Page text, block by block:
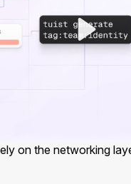
on the networking